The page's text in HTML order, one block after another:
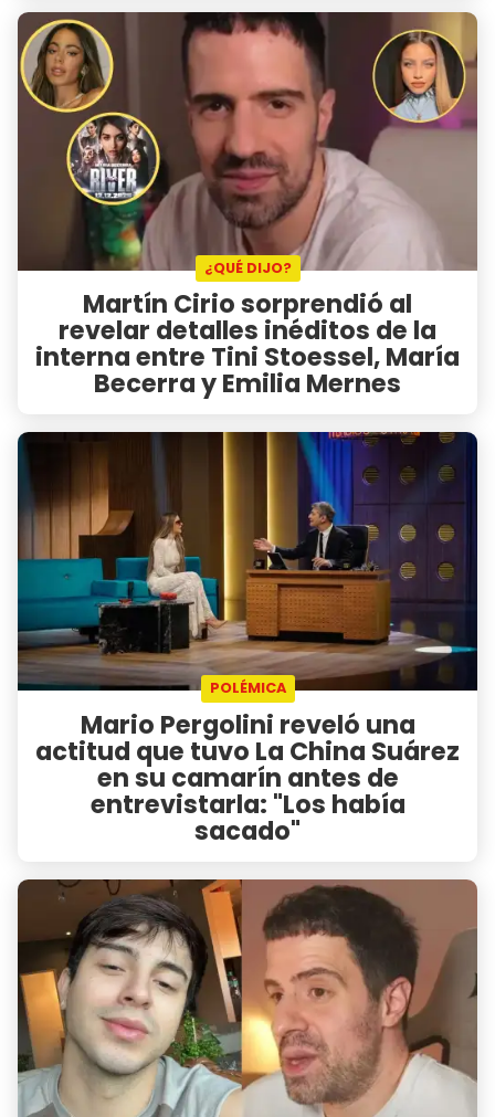
¿QUÉ DIJO?
Martín Cirio sorprendió al
revelar detalles inéditos de la
interna entre Tini Stoessel, María
Becerra y Emilia Mernes
POLÉMICA
Mario Pergolini reveló una
actitud que tuvo La China Suárez
en su camarín antes de
entrevistarla: "Los había
sacado"